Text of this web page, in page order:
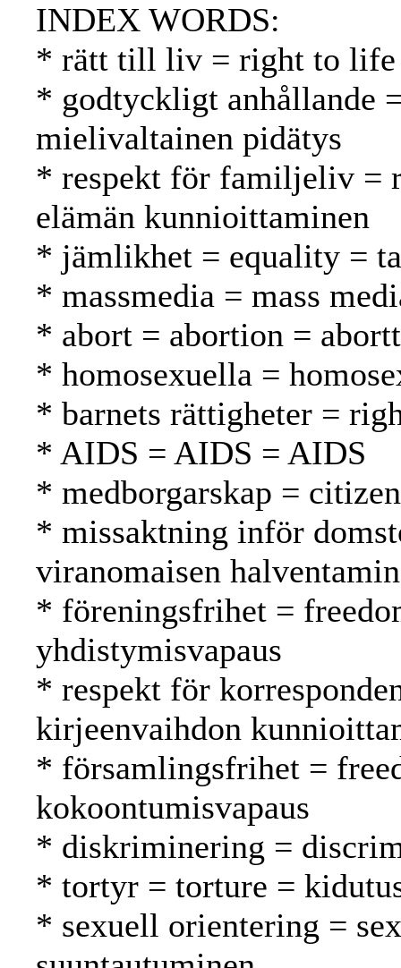
INDEX WORDS:
* rätt till liv = right to life
* godtyckligt anhållande
mielivaltainen pidätys
* respekt för familjeliv =
elämän kunnioittaminen
* jämlikhet = equality =
* massmedia = mass
* abort = abortion =
* homosexuella =
* barnets rättigheter =
* AIDS = AIDS = AIDS
* medborgarskap =
* missaktning inför
viranomaisen
* föreningsfrihet =
yhdistymisvapaus
* respekt för
kirjeenvaihdon
* församlingsfrihet =
kokoontumisvapaus
* diskriminering =
* tortyr = torture =
* sexuell orientering =